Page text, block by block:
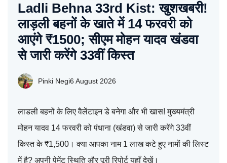
Ladli Behna 33rd Kist: खुशखबरी!
लाड़ली बहनों के खाते में 14 फरवरी को
आएंगे ₹1500; सीएम मोहन यादव खंडवा
से जारी करेंगे 33वीं किस्त
Pinki Negi6 August 2026
लाडली बहनों के लिए वैलेंटाइन डे बनेगा और भी खास! मुख्यमंत्री
मोहन यादव 14 फरवरी को पंधाना (खंडवा) से जारी करेंगे 33वीं
किस्त के ₹1,500। क्या आपका नाम 1 लाख कटे हुए नामों की लिस्ट
में है? अपनी पेमेंट स्थिति और पूरी रिपोर्ट यहाँ देखें।